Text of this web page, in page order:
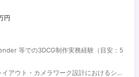
円
等での3DCG制作実務経験（目安：5
イアウト・カメラワーク設計におけるシニ